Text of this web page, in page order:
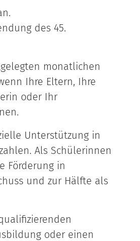
des 45.
monatlichen
Ihre Eltern, Ihre
oder Ihr
Unterstützung in
Als Schülerinnen
Förderung in
und zur Hälfte als
oder einen